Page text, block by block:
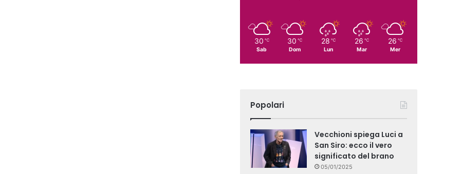
30 ℃
Sab
30 ℃
Dom
28 ℃
Lun
26 ℃
Mar
26 ℃
Mer
Popolari
Vecchioni spiega Luci a
San Siro: ecco il vero
significato del brano
05/01/2025